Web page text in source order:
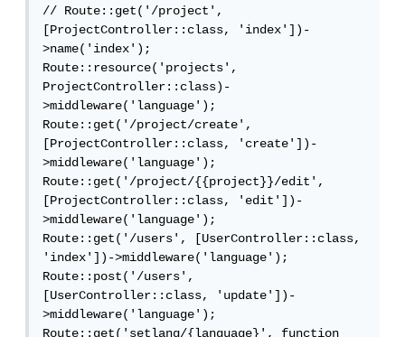
// Route::get('/project',
[ProjectController::class, 'index'])-
>name('index');
Route::resource('projects',
ProjectController::class)-
>middleware('language');
Route::get('/project/create',
[ProjectController::class, 'create'])-
>middleware('language');
Route::get('/project/{{project}}/edit',
[ProjectController::class, 'edit'])-
>middleware('language');
Route::get('/users', [UserController::class,
'index'])->middleware('language');
Route::post('/users',
[UserController::class, 'update'])-
>middleware('language');
Route::get('setlang/{language}', function